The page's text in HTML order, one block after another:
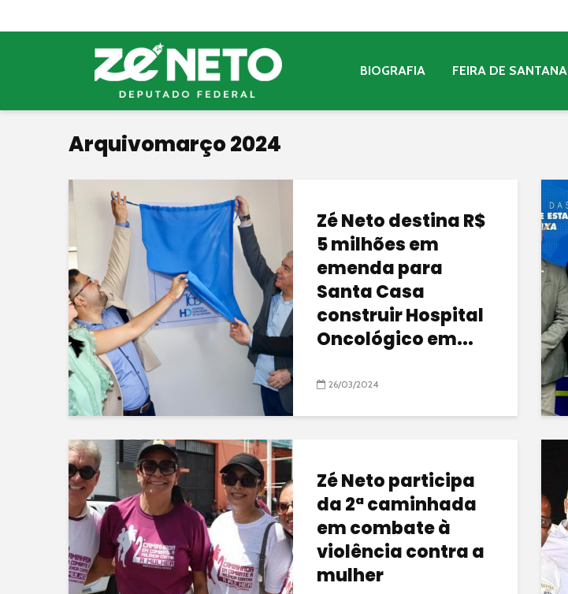
BIOGRAFIA FEIRA DE SANTANA
Arquivomarço 2024
Zé Neto destina R$
5 milhões em
emenda para
Santa Casa
construir Hospital
Oncológico em...
26/03/2024
Zé Neto participa
da 2ª caminhada
em combate à
violência contra a
mulher